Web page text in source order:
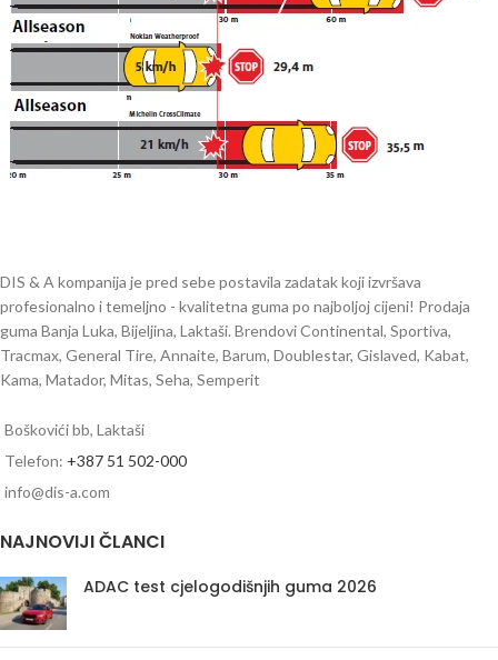
DIS & A kompanija je pred sebe postavila zadatak koji izvršava
profesionalno i temeljno - kvalitetna guma po najboljoj cijeni! Prodaja
guma Banja Luka, Bijeljina, Laktaši. Brendovi Continental, Sportiva,
Tracmax, General Tire, Annaite, Barum, Doublestar, Gislaved, Kabat,
Kama, Matador, Mitas, Seha, Semperit
Boškovići bb, Laktaši
Telefon: +387 51 502-000
info@dis-a.com
NAJNOVIJI ČLANCI
ADAC test cjelogodišnjih guma 2026